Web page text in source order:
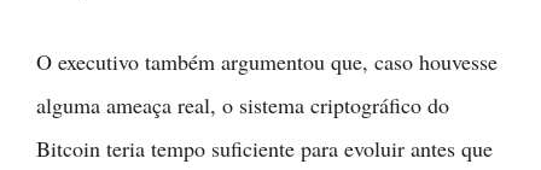
O executivo também argumentou que, caso houvesse
alguma ameaça real, o sistema criptográfico do
Bitcoin teria tempo suficiente para evoluir antes que